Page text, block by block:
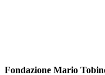
Fondazione Mario